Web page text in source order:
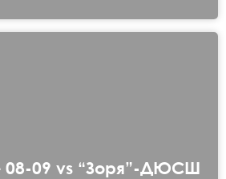
09 vs “Зоря”-ДЮСШ